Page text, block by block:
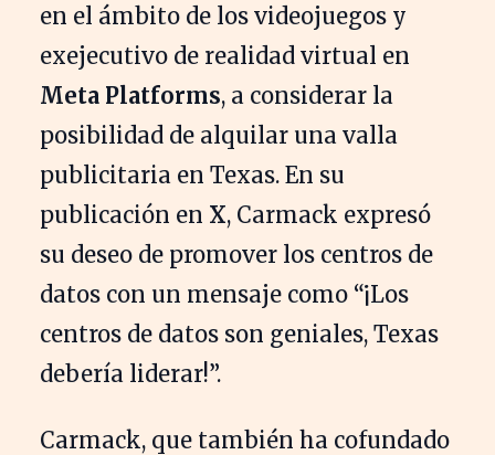
en el ámbito de los videojuegos y
exejecutivo de realidad virtual en
Meta Platforms, a considerar la
posibilidad de alquilar una valla
publicitaria en Texas. En su
publicación en X, Carmack expresó
su deseo de promover los centros de
datos con un mensaje como “¡Los
centros de datos son geniales, Texas
debería liderar!”.
Carmack, que también ha cofundado